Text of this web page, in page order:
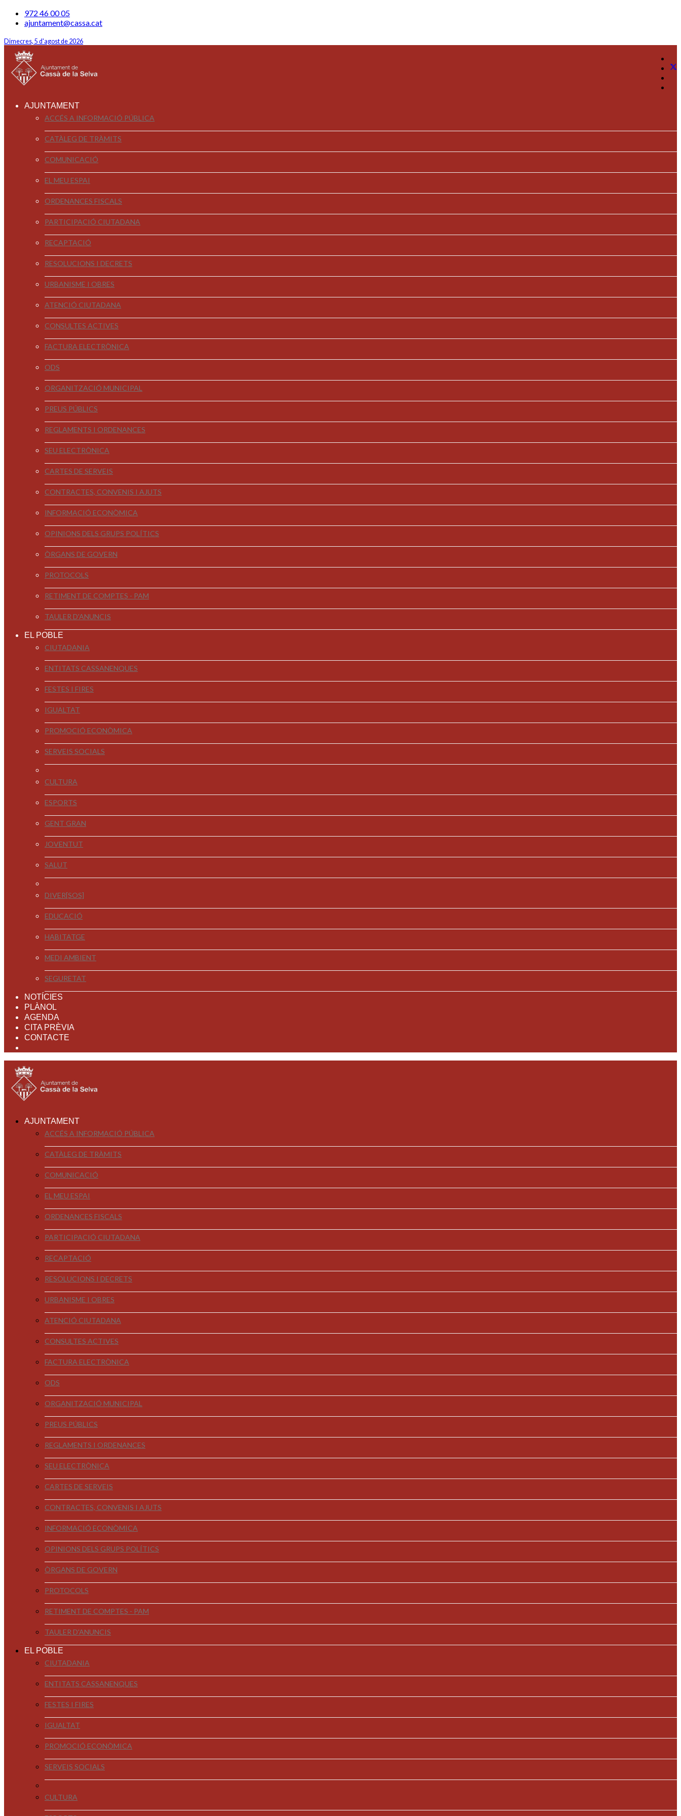
972 46 00 05
ajuntament@cassa.cat
Dimecres, 5 d'agost de 2026
AJUNTAMENT
ACCÉS A INFORMACIÓ PÚBLICA
CATÀLEG DE TRÀMITS
COMUNICACIÓ
EL MEU ESPAI
ORDENANCES FISCALS
PARTICIPACIÓ CIUTADANA
RECAPTACIÓ
RESOLUCIONS I DECRETS
URBANISME I OBRES
ATENCIÓ CIUTADANA
CONSULTES ACTIVES
FACTURA ELECTRÒNICA
ODS
ORGANITZACIÓ MUNICIPAL
PREUS PÚBLICS
REGLAMENTS I ORDENANCES
SEU ELECTRÒNICA
CARTES DE SERVEIS
CONTRACTES, CONVENIS I AJUTS
INFORMACIÓ ECONÒMICA
OPINIONS DELS GRUPS POLÍTICS
ÒRGANS DE GOVERN
PROTOCOLS
RETIMENT DE COMPTES - PAM
TAULER D'ANUNCIS
EL POBLE
CIUTADANIA
ENTITATS CASSANENQUES
FESTES I FIRES
IGUALTAT
PROMOCIÓ ECONÒMICA
SERVEIS SOCIALS
CULTURA
ESPORTS
GENT GRAN
JOVENTUT
SALUT
DIVER[SOS]
EDUCACIÓ
HABITATGE
MEDI AMBIENT
SEGURETAT
NOTÍCIES
PLÀNOL
AGENDA
CITA PRÈVIA
CONTACTE
AJUNTAMENT
ACCÉS A INFORMACIÓ PÚBLICA
CATÀLEG DE TRÀMITS
COMUNICACIÓ
EL MEU ESPAI
ORDENANCES FISCALS
PARTICIPACIÓ CIUTADANA
RECAPTACIÓ
RESOLUCIONS I DECRETS
URBANISME I OBRES
ATENCIÓ CIUTADANA
CONSULTES ACTIVES
FACTURA ELECTRÒNICA
ODS
ORGANITZACIÓ MUNICIPAL
PREUS PÚBLICS
REGLAMENTS I ORDENANCES
SEU ELECTRÒNICA
CARTES DE SERVEIS
CONTRACTES, CONVENIS I AJUTS
INFORMACIÓ ECONÒMICA
OPINIONS DELS GRUPS POLÍTICS
ÒRGANS DE GOVERN
PROTOCOLS
RETIMENT DE COMPTES - PAM
TAULER D'ANUNCIS
EL POBLE
CIUTADANIA
ENTITATS CASSANENQUES
FESTES I FIRES
IGUALTAT
PROMOCIÓ ECONÒMICA
SERVEIS SOCIALS
CULTURA